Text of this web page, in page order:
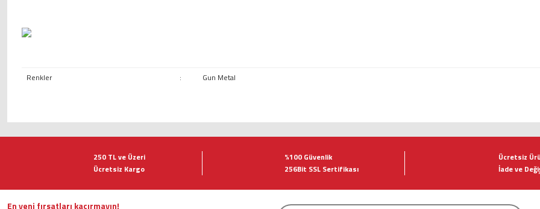
Renkler : Gun Metal
Görüş ve önerileriniz için teşekkür ederiz.
Ürün resmi kalitesiz, bozuk veya görüntülenemiyor.
Ürün bilgilerinde hatalar bulunuyor.
250 TL ve Üzeri
Ücretsiz Kargo
%100 Güvenlik
256Bit SSL Sertifikası
Ücretsiz
İade ve
En yeni fırsatları kaçırmayın!